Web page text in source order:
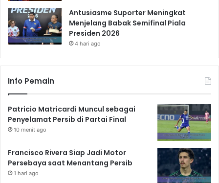
Antusiasme Suporter Meningkat
Menjelang Babak Semifinal Piala
Presiden 2026
4 hari ago
Info Pemain
Patricio Matricardi Muncul sebagai
Penyelamat Persib di Partai Final
10 menit ago
Francisco Rivera Siap Jadi Motor
Persebaya saat Menantang Persib
1 hari ago